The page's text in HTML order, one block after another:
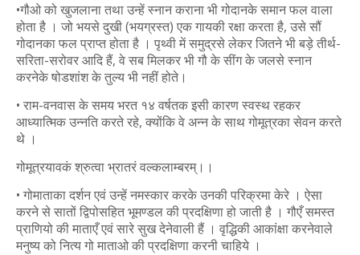
•गौओ को खुजलाना तथा उन्हें स्नान कराना भी गोदानके समान फल वाला
होता है । जो भयसे दुखी (भयग्रस्त) एक गायकी रक्षा करता है, उसे सौं
गोदानका फल प्राप्त होता है । पृथ्वी में समुद्रसे लेकर जितने भी बड़े तीर्थ-
सरिता-सरोवर आदि हैं, वे सब मिलकर भी गौ के सींग के जलसे स्नान
करनेके षोडशांश के तुल्य भी नहीं होते।
• राम-वनवास के समय भरत १४ वर्षतक इसी कारण स्वस्थ रहकर
आध्यात्मिक उन्नति करते रहे, क्योंकि वे अन्न के साथ गोमूत्रका सेवन करते
थे ।
गोमूत्रयावकं श्रुत्वा भ्रातरं वल्कलाम्बरम्।।
• गोमाताका दर्शन एवं उन्हें नमस्कार करके उनकी परिक्रमा केरे । ऐसा
करने से सातों द्विपोसहित भूमण्डल की प्रदक्षिणा हो जाती है । गौएँ समस्त
प्राणियो की माताएँ एवं सारे सुख देनेवाली हैं । वृद्धिकी आकांक्षा करनेवाले
मनुष्य को नित्य गो माताओ की प्रदक्षिणा करनी चाहिये ।